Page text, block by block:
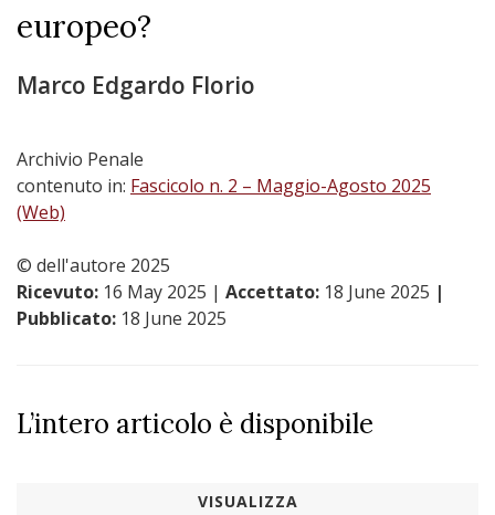
europeo?
Marco Edgardo Florio
Archivio Penale
contenuto in: Fascicolo n. 2 – Maggio-Agosto 2025
(Web)
© dell'autore 2025
Ricevuto: 16 May 2025 | Accettato: 18 June 2025 |
Pubblicato: 18 June 2025
L’intero articolo è disponibile
VISUALIZZA